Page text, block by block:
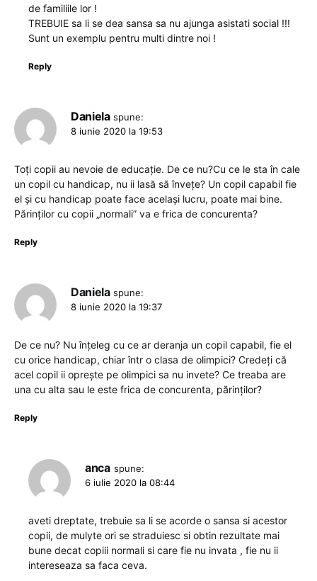
de familiile lor !
TREBUIE sa li se dea sansa sa nu ajunga asistati social !!!
Sunt un exemplu pentru multi dintre noi !
Reply
Daniela spune:
8 iunie 2020 la 19:53
Toți copii au nevoie de educație. De ce nu?Cu ce le sta în cale
un copil cu handicap, nu ii lasă să învețe? Un copil capabil fie
el și cu handicap poate face același lucru, poate mai bine.
Părinților cu copii „normali” va e frica de concurenta?
Reply
Daniela spune:
8 iunie 2020 la 19:37
De ce nu? Nu înțeleg cu ce ar deranja un copil capabil, fie el
cu orice handicap, chiar într o clasa de olimpici? Credeți că
acel copil ii oprește pe olimpici sa nu invete? Ce treaba are
una cu alta sau le este frica de concurenta, părinților?
Reply
anca spune:
6 iulie 2020 la 08:44
aveti dreptate, trebuie sa li se acorde o sansa si acestor
copii, de mulyte ori se straduiesc si obtin rezultate mai
bune decat copiii normali si care fie nu invata , fie nu ii
intereseaza sa faca ceva.